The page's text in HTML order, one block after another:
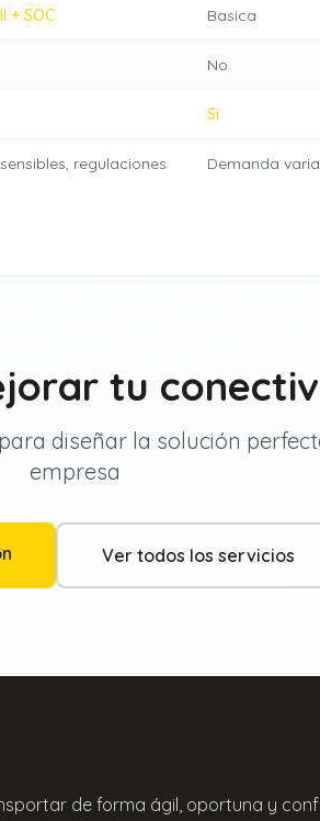
+ SOC Basica
No
Si
regulaciones Demanda
tu
diseñar la solución
empresa
Ver todos los servicios
de forma ágil, oportuna y